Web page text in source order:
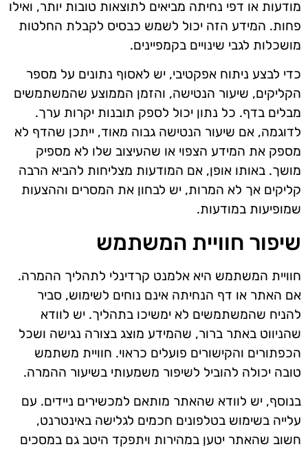
מודעות או דפי נחיתה מביאים לתוצאות טובות יותר, ואילו
פחות. המידע הזה יכול לשמש כבסיס לקבלת החלטות
מושכלות לגבי שינויים בקמפיינים.
כדי לבצע ניתוח אפקטיבי, יש לאסוף נתונים על מספר
הקליקים, שיעור הנטישה, והזמן הממוצע שהמשתמשים
מבלים בדף. כל נתון יכול לספק תובנות יקרות ערך.
לדוגמה, אם שיעור הנטישה גבוה מאוד, ייתכן שהדף לא
מספק את המידע הצפוי או שהעיצוב שלו לא מספיק
מושך. באותו אופן, אם המודעות מצליחות להביא הרבה
קליקים אך לא המרות, יש לבחון את המסרים וההצעות
שמופיעות במודעות.
שיפור חוויית המשתמש
חוויית המשתמש היא אלמנט קרדינלי לתהליך ההמרה.
אם האתר או דף הנחיתה אינם נוחים לשימוש, סביר
להניח שהמשתמשים לא ימשיכו בתהליך. יש לוודא
שהניווט באתר ברור, שהמידע מוצג בצורה נגישה ושכל
הכפתורים והקישורים פועלים כראוי. חוויית משתמש
טובה יכולה להוביל לשיפור משמעותי בשיעור ההמרה.
בנוסף, יש לוודא שהאתר מותאם למכשירים ניידים. עם
עלייה בשימוש בטלפונים חכמים לגלישה באינטרנט,
חשוב שהאתר יטען במהירות ויתפקד היטב גם במסכים